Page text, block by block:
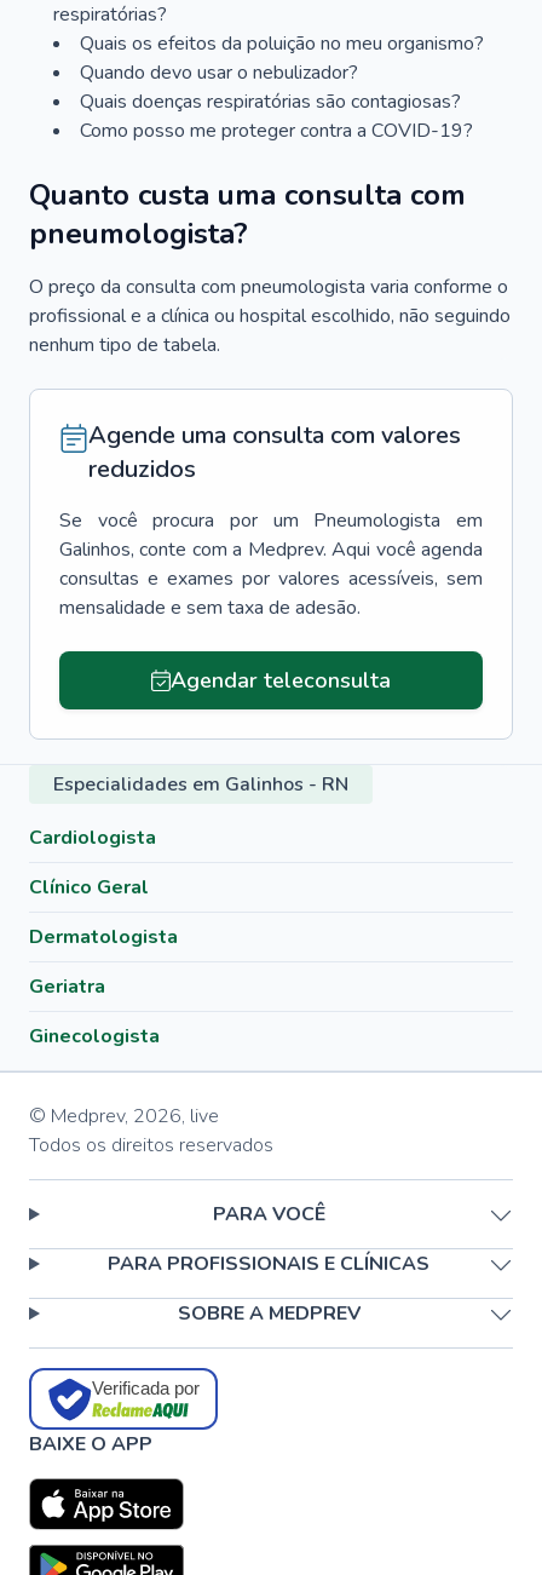
respiratórias?
Quais os efeitos da poluição no meu organismo?
Quando devo usar o nebulizador?
Quais doenças respiratórias são contagiosas?
Como posso me proteger contra a COVID-19?
Quanto custa uma consulta com
pneumologista?
O preço da consulta com pneumologista varia conforme o
profissional e a clínica ou hospital escolhido, não seguindo
nenhum tipo de tabela.
Agende uma consulta com valores
reduzidos
Se você procura por um Pneumologista
em
Galinhos, conte com a Medprev. Aqui você agenda
consultas e exames por valores acessíveis, sem
mensalidade e sem taxa de adesão.
Agendar teleconsulta
Especialidades em Galinhos - RN
Cardiologista
Clínico Geral
Dermatologista
Geriatra
Ginecologista
© Medprev, 2026, live
Todos os direitos reservados
PARA VOCÊ
PARA PROFISSIONAIS E CLÍNICAS
SOBRE A MEDPREV
Verificada por
BAIXE O APP